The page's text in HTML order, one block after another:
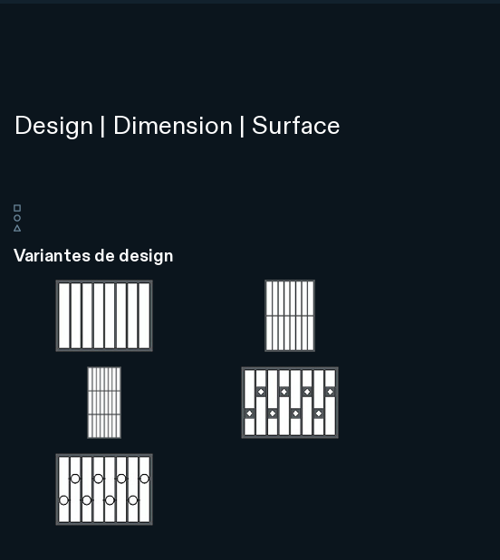
Design | Dimension | Surface
Variantes de design